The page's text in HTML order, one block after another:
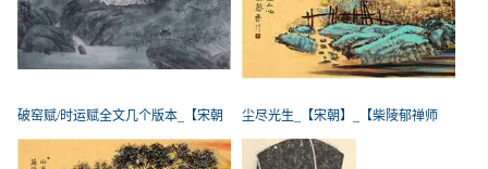
破窑赋/时运赋全文几个版本_【宋朝 尘尽光生_【宋朝】_【柴陵郁禅师